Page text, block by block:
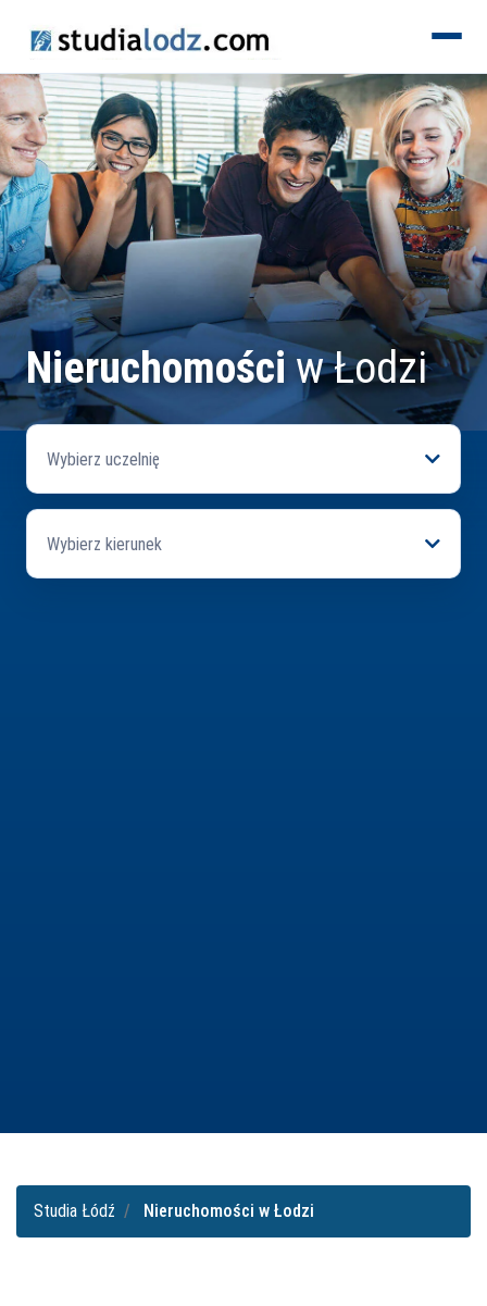
KIERUNKI
Nieruchomości w Łodzi
Wybierz uczelnię
Wybierz kierunek
Studia Łódź Nieruchomości w Łodzi